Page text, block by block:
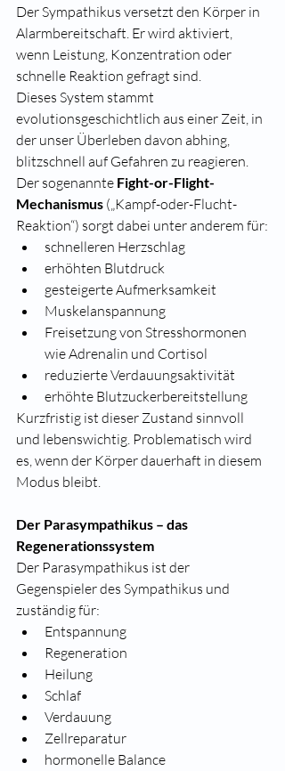
Der Sympathikus versetzt den Körper in
Alarmbereitschaft. Er wird aktiviert,
wenn Leistung, Konzentration oder
schnelle Reaktion gefragt sind.
Dieses System stammt
evolutionsgeschichtlich aus einer Zeit, in
der unser Überleben davon abhing,
blitzschnell auf Gefahren zu reagieren.
Der sogenannte Fight-or-Flight-
Mechanismus („Kampf-oder-Flucht-
Reaktion“) sorgt dabei unter anderem für:
schnelleren Herzschlag
erhöhten Blutdruck
gesteigerte Aufmerksamkeit
Muskelanspannung
Freisetzung von Stresshormonen
wie Adrenalin und Cortisol
reduzierte Verdauungsaktivität
erhöhte Blutzuckerbereitstellung
Kurzfristig ist dieser Zustand sinnvoll
und lebenswichtig. Problematisch wird
es, wenn der Körper dauerhaft in diesem
Modus bleibt.
Der Parasympathikus – das
Regenerationssystem
Der Parasympathikus ist der
Gegenspieler des Sympathikus und
zuständig für:
Entspannung
Regeneration
Heilung
Schlaf
Verdauung
Zellreparatur
hormonelle Balance